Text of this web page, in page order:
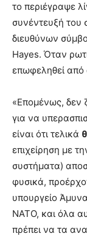
το περιέγραψε
συνέντευξή του
διευθύνων
Hayes. Όταν
επωφεληθεί από
«Επομένως, δεν
για να
είναι ότι τελικά
επιχείρηση με
συστήματα)
φυσικά,
υπουργείο
ΝΑΤΟ, και όλα
πρέπει να τα